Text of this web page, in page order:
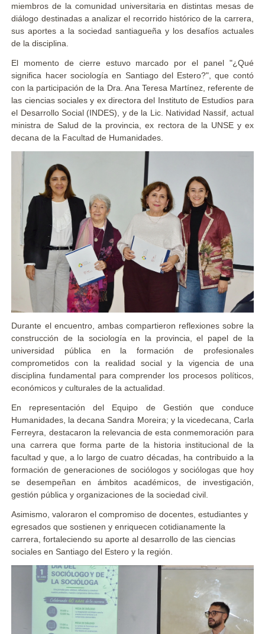
miembros de la comunidad universitaria en distintas mesas de
diálogo destinadas a analizar el recorrido histórico de la carrera,
sus aportes a la sociedad santiagueña y los desafíos actuales
de la disciplina.
El momento de cierre estuvo marcado por el panel "¿Qué
significa hacer sociología en Santiago del Estero?", que contó
con la participación de la Dra. Ana Teresa Martínez, referente de
las ciencias sociales y ex directora del Instituto de Estudios para
el Desarrollo Social (INDES), y de la Lic. Natividad Nassif, actual
ministra de Salud de la provincia, ex rectora de la UNSE y ex
decana de la Facultad de Humanidades.
Durante el encuentro, ambas compartieron reflexiones sobre la
construcción de la sociología en la provincia, el papel de la
universidad pública en la formación de profesionales
comprometidos con la realidad social y la vigencia de una
disciplina fundamental para comprender los procesos políticos,
económicos y culturales de la actualidad.
En representación del Equipo de Gestión que conduce
Humanidades, la decana Sandra Moreira; y la vicedecana, Carla
Ferreyra, destacaron la relevancia de esta conmemoración para
una carrera que forma parte de la historia institucional de la
facultad y que, a lo largo de cuatro décadas, ha contribuido a la
formación de generaciones de sociólogos y sociólogas que hoy
se desempeñan en ámbitos académicos, de investigación,
gestión pública y organizaciones de la sociedad civil.
Asimismo, valoraron el compromiso de docentes, estudiantes y
egresados que sostienen y enriquecen cotidianamente la
carrera, fortaleciendo su aporte al desarrollo de las ciencias
sociales en Santiago del Estero y la región.